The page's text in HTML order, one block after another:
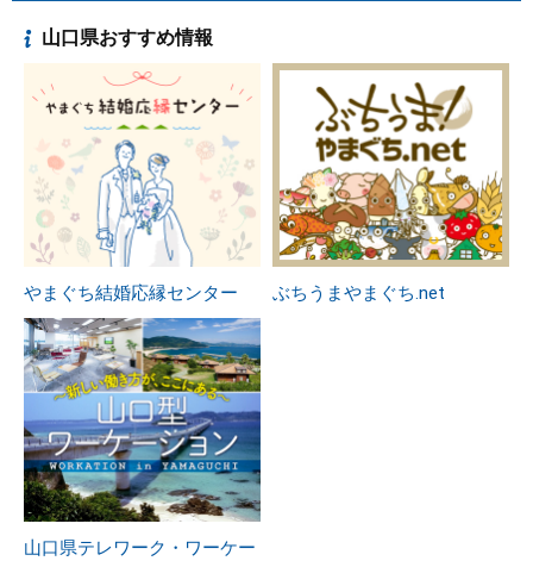
山口県おすすめ情報
やまぐち結婚応縁センター ぶちうまやまぐち.net
山口県テレワーク・ワーケー